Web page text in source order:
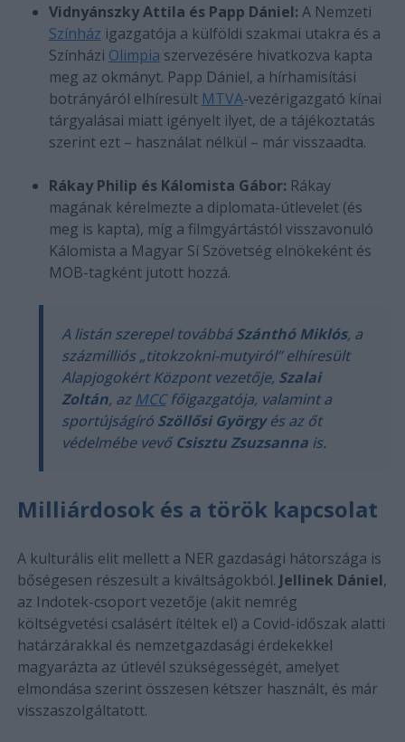
Vidnyánszky Attila és Papp Dániel: A Nemzeti
Színház igazgatója a külföldi szakmai utakra és a
Színházi Olimpia szervezésére hivatkozva kapta
meg az okmányt. Papp Dániel, a hírhamisítási
botrányáról elhíresült MTVA-vezérigazgató kínai
tárgyalásai miatt igényelt ilyet, de a tájékoztatás
szerint ezt – használat nélkül – már visszaadta.
Rákay Philip és Kálomista Gábor: Rákay
magának kérelmezte a diplomata-útlevelet (és
meg is kapta), míg a filmgyártástól visszavonuló
Kálomista a Magyar Sí Szövetség elnökeként és
MOB-tagként jutott hozzá.
A listán szerepel továbbá Szánthó Miklós, a
százmilliós „titokzokni-mutyiról” elhíresült
Alapjogokért Központ vezetője, Szalai
Zoltán, az MCCfőigazgatója, valamint a
sportújságíró Szöllősi Györgyés az őt
védelmébe vevő Csisztu Zsuzsannais.
Milliárdosok és a török kapcsolat
A kulturális elit mellett a NER gazdasági hátországa is
bőségesen részesült a kiváltságokból. Jellinek Dániel,
az Indotek-csoport vezetője (akit nemrég
költségvetési csalásért ítéltek el) a Covid-időszak alatti
határzárakkal és nemzetgazdasági érdekekkel
magyarázta az útlevél szükségességét, amelyet
elmondása szerint összesen kétszer használt, és már
visszaszolgáltatott.